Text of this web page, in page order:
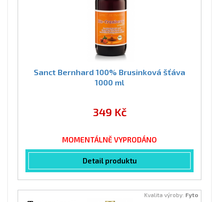
Sanct Bernhard 100% Brusinková šťáva
1000 ml
349 Kč
MOMENTÁLNĚ VYPRODÁNO
Detail produktu
Kvalita výroby: Fyto